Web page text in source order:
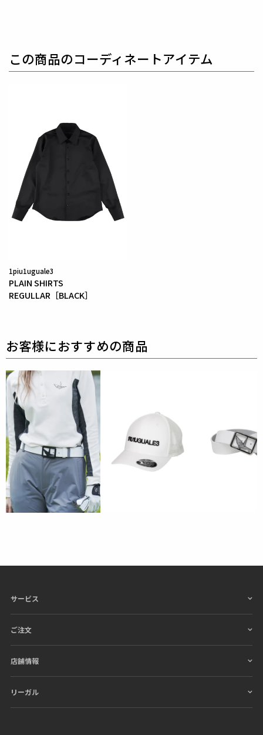
T/W HIGH POWER
表地 : ウール50% ポリエステル45% ポリウレタン5%
裏地 : キュプラ100%
袖裏 : ポリエステル100%
ウールポリエステルのタテ・ヨコに伸度のある素材で
す。
素材です。
この商品のコーディネートアイテム
1piu1uguale3
PLAIN SHIRTS
REGULLAR［BLACK］
サービス
ご注文
店舗情報
リーガル